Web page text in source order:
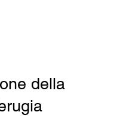
della